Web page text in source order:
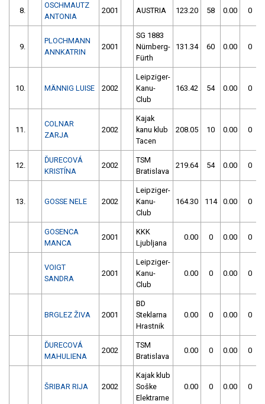
8.
OSCHMAUTZ
ANTONIA
2001 AUSTRIA 123.20 58 0.00 0
9.
PLOCHMANN
ANNKATRIN
2001
SG 1883
Nürnberg-
Fürth
131.34 60 0.00 0
10. MÄNNIG LUISE 2002
Leipziger-
Kanu-
Club
163.42 54 0.00 0
11.
COLNAR
ZARJA
2002
Kajak
kanu klub
Tacen
208.05 10 0.00 0
12.
ĎURECOVÁ
KRISTÍNA
2002
TSM
Bratislava
219.64 54 0.00 0
13. GOSSE NELE 2002
Leipziger-
Kanu-
Club
164.30 114 0.00 0
GOSENCA
MANCA
2001
KKK
Ljubljana
0.00 0 0.00 0
VOIGT
SANDRA
2001
Leipziger-
Kanu-
Club
0.00 0 0.00 0
BRGLEZ ŽIVA 2001
BD
Steklarna
Hrastnik
0.00 0 0.00 0
ĎURECOVÁ
MAHULIENA
2002
TSM
Bratislava
0.00 0 0.00 0
ŠRIBAR RIJA 2002
Kajak klub
Soške
Elektrarne
0.00 0 0.00 0